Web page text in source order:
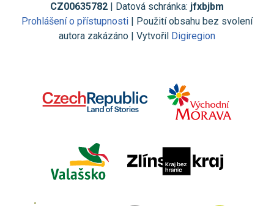
CZ00635782 | Datová schránka: jfxbjbm
Prohlášení o přístupnosti | Použití obsahu bez svolení
autora zakázáno | Vytvořil Digiregion